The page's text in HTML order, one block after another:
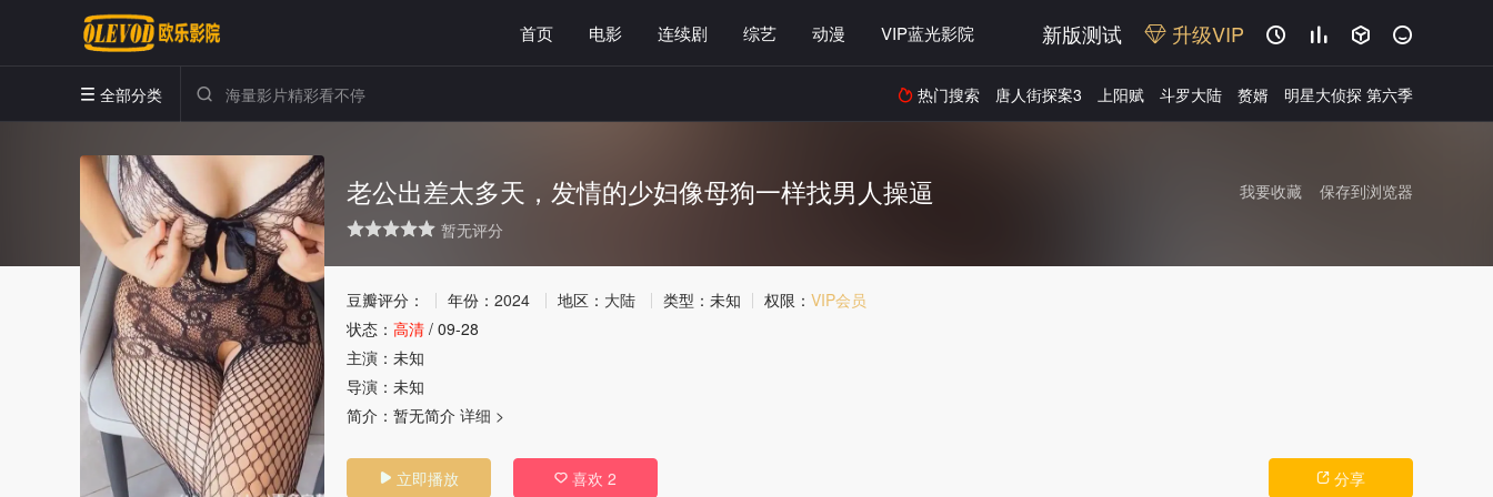
首页 电影 连续剧 综艺 动漫 VIP蓝光影院 新版测试 升级VIP    
 全部分类   热门搜索 唐人街探案3 上阳赋 斗罗大陆 赘婿 明星大侦探 第六季
保存到浏览器
我要收藏
老公出差太多天，发情的少妇像母狗一样找男人操逼
很差较差还行推荐
力荐 暂无评分
豆瓣评分： 年份： 2024 地区： 大陆 类型： 未知 权限： VIP会员
状态： 高清 / 09-28
主演： 未知
导演： 未知
简介： 暂无简介 详细 >
 立即播放  喜欢 2  分享